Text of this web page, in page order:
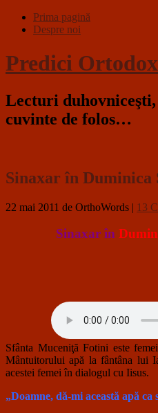
Prima pagină
Despre noi
Predici
Lecturi
cuvinte de folos…
Sinaxar în Duminica
22 mai 2011 de OrthoWords | 13
Sinaxar în
Sfânta Muceniţă Fotini este
Mântuitorului apă la fântâna lui
acestei femei în dialogul cu Iisus.
„Doamne, dă-mi această apă ca